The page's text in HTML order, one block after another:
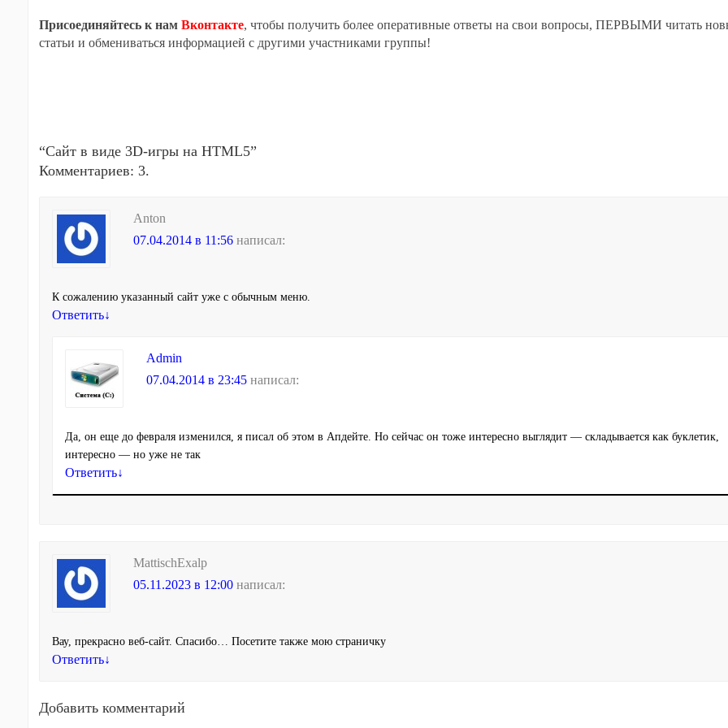
Присоединяйтесь к нам Вконтакте, чтобы получить более оперативные ответы на свои вопросы, ПЕРВЫМИ читать
статьи и обмениваться информацией с другими участниками группы!
“Сайт в виде 3D-игры на HTML5”
Комментариев: 3.
Anton
07.04.2014 в 11:56 написал:
К сожалению указанный сайт уже с обычным меню.
Ответить↓
Admin
07.04.2014 в 23:45 написал:
Да, он еще до февраля изменился, я писал об этом в Апдейте. Но сейчас он тоже интересно выглядит — складывается как буклетик,
интересно — но уже не так
Ответить↓
MattischExalp
05.11.2023 в 12:00 написал:
Вау, прекрасно веб-сайт. Спасибо… Посетите также мою страничку
Ответить↓
Добавить комментарий